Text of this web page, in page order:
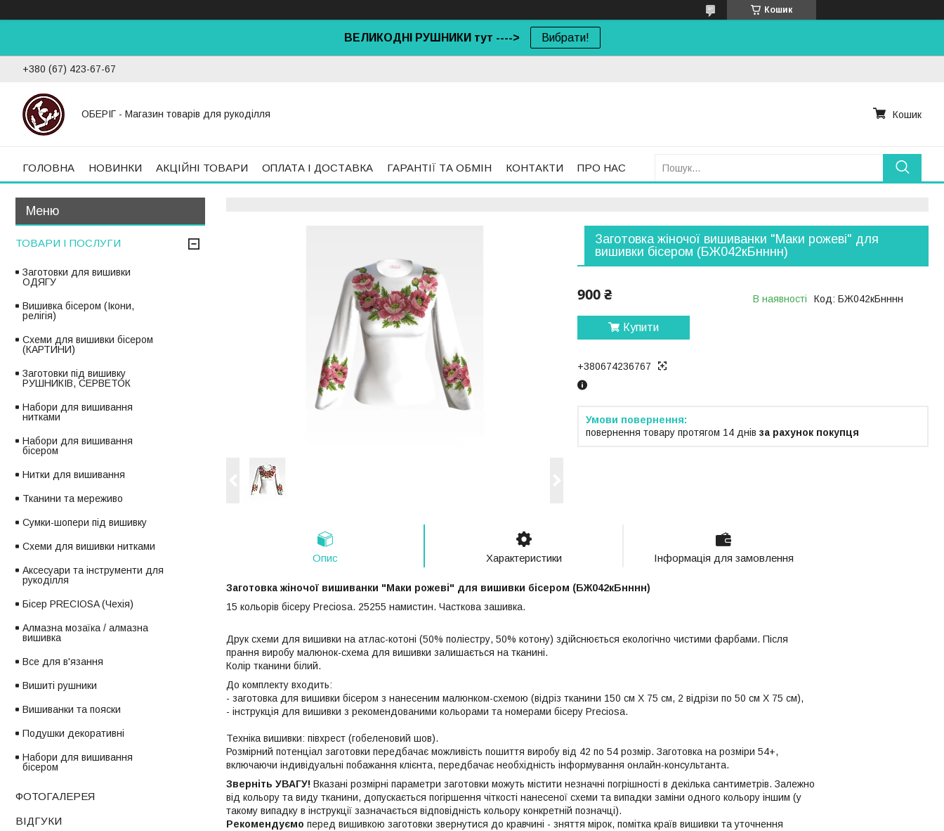
Кошик
ВЕЛИКОДНІ РУШНИКИ тут ----> Вибрати!
+380 (67) 423-67-67
ОБЕРІГ - Магазин товарів для рукоділля Кошик
ГОЛОВНА НОВИНКИ АКЦІЙНІ ТОВАРИ ОПЛАТА І ДОСТАВКА ГАРАНТІЇ ТА ОБМІН КОНТАКТИ ПРО НАС
Заготовка жіночої вишиванки "Маки рожеві" для
вишивки бісером (БЖ042кБнннн)
900 ₴ В наявності Код: БЖ042кБнннн
Купити
+380674236767
повернення товару протягом 14 днів за рахунок покупця
Опис Характеристики Інформація для замовлення
Заготовка жіночої вишиванки "Маки рожеві" для вишивки бісером (БЖ042кБнннн)
15 кольорів бісеру Preciosa. 25255 намистин. Часткова зашивка.
Друк схеми для вишивки на атлас-котоні (50% поліестру, 50% котону) здійcнюється екологічно чистими фарбами. Після
прання виробу малюнок-схема для вишивки залишається на тканині.
Колір тканини білий.
До комплекту входить:
- заготовка для вишивки бісером з нанесеним малюнком-схемою (відріз тканини 150 cм Х 75 cм, 2 відрізи по 50 cм Х 75 cм),
- інструкція для вишивки з рекомендованими кольорами та номерами бісеру Preciosa.
Техніка вишивки: півхрест (гобеленовий шов).
Розмірний потенціал заготовки передбачає можливість пошиття виробу від 42 по 54 розмір. Заготовка на розміри 54+,
включаючи індивідуальні побажання клієнта, передбачає необхідність інформування онлайн-консультанта.
Зверніть УВАГУ! Вказані розмірні параметри заготовки можуть містити незначні погрішності в декілька сантиметрів. Залежно
від кольору та виду тканини, допускається погіршення чіткості нанесеної схеми та випадки заміни одного кольору іншим (у
такому випадку в інструкції зазначається відповідність кольору конкретній позначці).
Рекомендуємо перед вишивкою заготовки звернутися до кравчині - зняття мірок, помітка країв вишивки та уточнення
ТОВАРИ І ПОСЛУГИ
Заготовки для вишивки
ОДЯГУ
Вишивка бісером (Ікони,
релігія)
Схеми для вишивки бісером
(КАРТИНИ)
Заготовки під вишивку
РУШНИКІВ, СЕРВЕТОК
Набори для вишивання
нитками
Набори для вишивання
бісером
Нитки для вишивання
Тканини та мереживо
Сумки-шопери під вишивку
Схеми для вишивки нитками
Аксесуари та інструменти для
рукоділля
Бісер PRECIOSA (Чехія)
Алмазна мозаїка / алмазна
вишивка
Все для в'язання
Вишиті рушники
Вишиванки та пояски
Подушки декоративні
Набори для вишивання
бісером
ФОТОГАЛЕРЕЯ
ВІДГУКИ